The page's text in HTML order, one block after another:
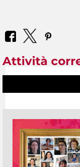
Attività